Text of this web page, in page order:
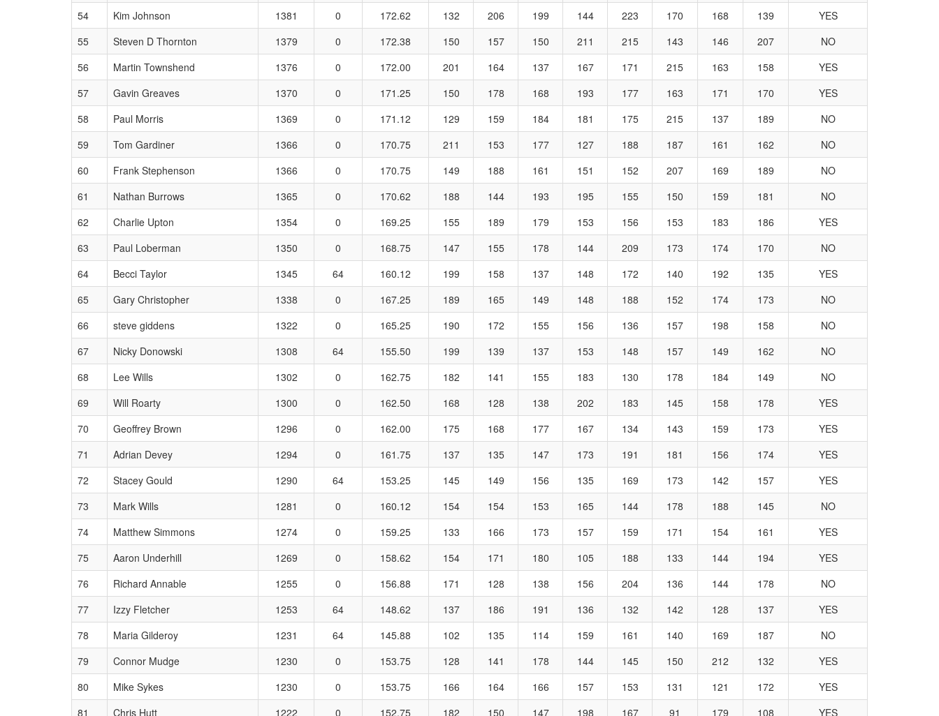
54
Kim Johnson 1381 0 172.62 132 206 199 144 223 170 168 139
YES
55
Steven D Thornton 1379 0 172.38 150 157 150 211 215 143 146 207
NO
56
Martin Townshend 1376 0 172.00 201 164 137 167 171 215 163 158
YES
57
Gavin Greaves 1370 0 171.25 150 178 168 193 177 163 171 170
YES
58
Paul Morris 1369 0 171.12 129 159 184 181 175 215 137 189
NO
59
Tom Gardiner 1366 0 170.75 211 153 177 127 188 187 161 162
NO
60
Frank Stephenson 1366 0 170.75 149 188 161 151 152 207 169 189
NO
61
Nathan Burrows 1365 0 170.62 188 144 193 195 155 150 159 181
NO
62
Charlie Upton 1354 0 169.25 155 189 179 153 156 153 183 186
YES
63
Paul Loberman 1350 0 168.75 147 155 178 144 209 173 174 170
NO
64
Becci Taylor 1345 64 160.12 199 158 137 148 172 140 192 135
YES
65
Gary Christopher 1338 0 167.25 189 165 149 148 188 152 174 173
NO
66
steve giddens 1322 0 165.25 190 172 155 156 136 157 198 158
NO
67
Nicky Donowski 1308 64 155.50 199 139 137 153 148 157 149 162
NO
68
Lee Wills 1302 0 162.75 182 141 155 183 130 178 184 149
NO
69
Will Roarty 1300 0 162.50 168 128 138 202 183 145 158 178
YES
70
Geoffrey Brown 1296 0 162.00 175 168 177 167 134 143 159 173
YES
71
Adrian Devey 1294 0 161.75 137 135 147 173 191 181 156 174
YES
72
Stacey Gould 1290 64 153.25 145 149 156 135 169 173 142 157
YES
73
Mark Wills 1281 0 160.12 154 154 153 165 144 178 188 145
NO
74
Matthew Simmons 1274 0 159.25 133 166 173 157 159 171 154 161
YES
75
Aaron Underhill 1269 0 158.62 154 171 180 105 188 133 144 194
YES
76
Richard Annable 1255 0 156.88 171 128 138 156 204 136 144 178
NO
77
Izzy Fletcher 1253 64 148.62 137 186 191 136 132 142 128 137
YES
78
Maria Gilderoy 1231 64 145.88 102 135 114 159 161 140 169 187
NO
79
Connor Mudge 1230 0 153.75 128 141 178 144 145 150 212 132
YES
80
Mike Sykes 1230 0 153.75 166 164 166 157 153 131 121 172
YES
81
Chris Hutt 1222 0 152.75 182 150 147 198 167 91 179 108 YES